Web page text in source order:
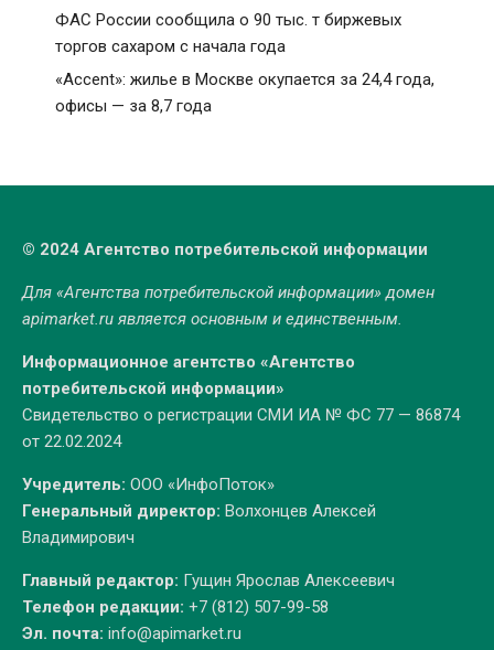
ФАС России сообщила о 90 тыс. т биржевых
торгов сахаром с начала года
«Accent»: жилье в Москве окупается за 24,4 года,
офисы — за 8,7 года
© 2024 Агентство потребительской информации
Для «Агентства потребительской информации» домен
apimarket.ruявляется основным и единственным.
Информационное агентство «Агентство
потребительской информации»
Свидетельство о регистрации СМИ ИА № ФС 77 — 86874
от 22.02.2024
Учредитель: ООО «ИнфоПоток»
Генеральный директор: Волхонцев Алексей
Владимирович
Главный редактор: Гущин Ярослав Алексеевич
Телефон редакции: +7 (812) 507-99-58
Эл. почта: info@apimarket.ru